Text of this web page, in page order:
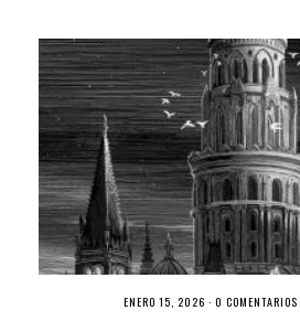
ENERO 15, 2026 · 0 COMENTARIOS